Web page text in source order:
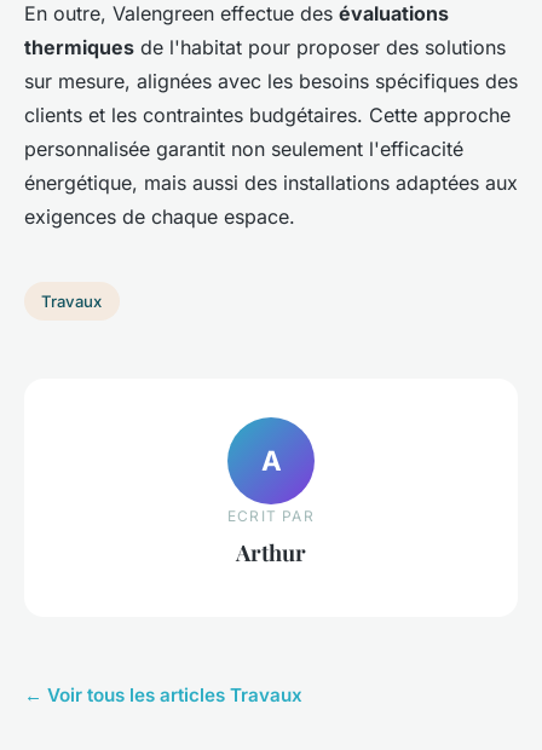
En outre, Valengreen effectue des évaluations
thermiques de l'habitat pour proposer des solutions
sur mesure, alignées avec les besoins spécifiques des
clients et les contraintes budgétaires. Cette approche
personnalisée garantit non seulement l'efficacité
énergétique, mais aussi des installations adaptées aux
exigences de chaque espace.
Travaux
A
ECRIT PAR
Arthur
← Voir tous les articles Travaux